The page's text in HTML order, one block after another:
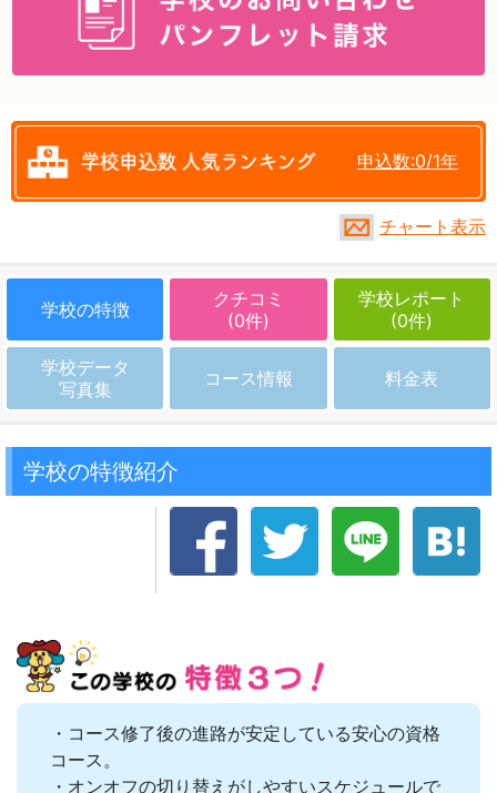
申込数:0/1年
チャート表示
学校の特徴
クチコミ
(0件)
学校レポート
(0件)
学校データ
写真集
コース情報 料金表
学校の特徴紹介
・コース修了後の進路が安定している安心の資格
コース。
・オンオフの切り替えがしやすいスケジュールで